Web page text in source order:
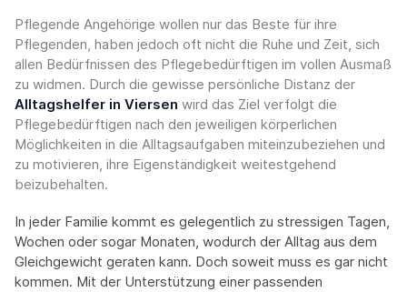
Pflegende Angehörige wollen nur das Beste für ihre
Pflegenden, haben jedoch oft nicht die Ruhe und Zeit, sich
allen Bedürfnissen des Pflegebedürftigen im vollen Ausmaß
zu widmen. Durch die gewisse persönliche Distanz der
Alltagshelfer in Viersen wird das Ziel verfolgt die
Pflegebedürftigen nach den jeweiligen körperlichen
Möglichkeiten in die Alltagsaufgaben miteinzubeziehen und
zu motivieren, ihre Eigenständigkeit weitestgehend
beizubehalten.
In jeder Familie kommt es gelegentlich zu stressigen Tagen,
Wochen oder sogar Monaten, wodurch der Alltag aus dem
Gleichgewicht geraten kann. Doch soweit muss es gar nicht
kommen. Mit der Unterstützung einer passenden